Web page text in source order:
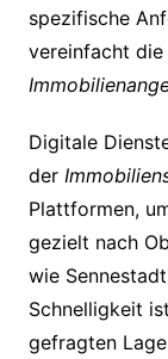
spezifische
vereinfacht die
Digitale
der
Plattformen,
gezielt nach
wie
Schnelligkeit
gefragten